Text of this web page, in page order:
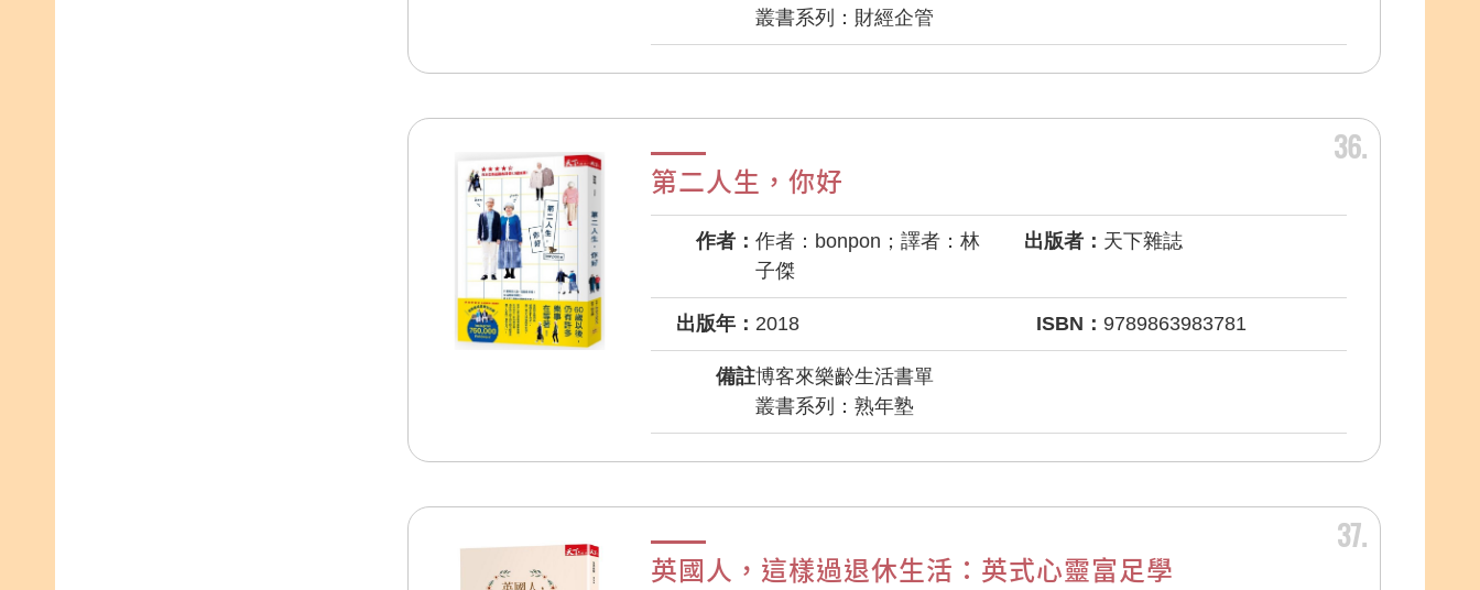
叢書系列：財經企管
36
第二人生，你好
作者： 作者：bonpon；譯者：林
子傑
出版者： 天下雜誌
出版年： 2018 ISBN： 9789863983781
備註博客來樂齡生活書單
叢書系列：熟年塾
37
英國人，這樣過退休生活：英式心靈富足學